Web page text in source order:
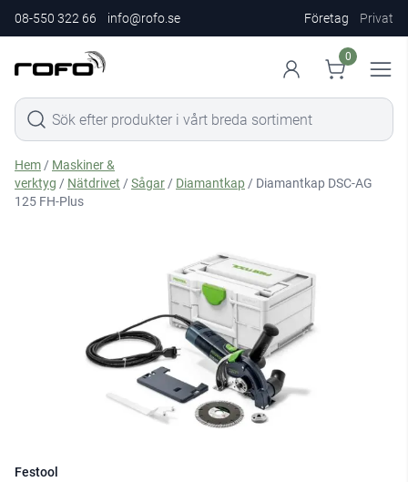
08-550 322 66 info@rofo.se Företag Privat
0
Hem / Maskiner &
verktyg / Nätdrivet /Sågar / Diamantkap / Diamantkap DSC-AG
125 FH-Plus
Festool